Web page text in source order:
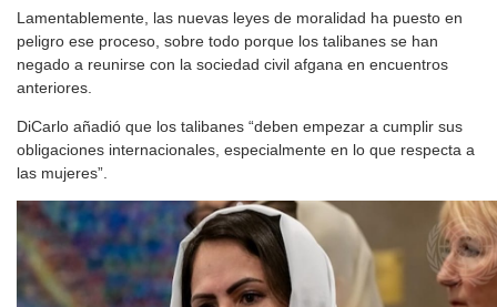
Lamentablemente, las nuevas leyes de moralidad ha puesto en
peligro ese proceso, sobre todo porque los talibanes se han
negado a reunirse con la sociedad civil afgana en encuentros
anteriores.
DiCarlo añadió que los talibanes “deben empezar a cumplir sus
obligaciones internacionales, especialmente en lo que respecta a
las mujeres”.